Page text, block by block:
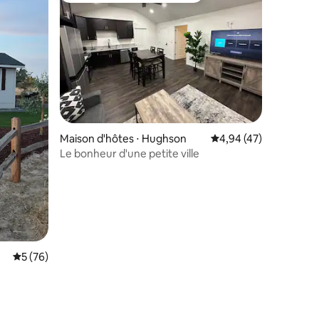
Évaluation moyenne sur la base de 76 commentaires : 5 sur 5
5 (76)
Maison d'hôtes ⋅ Hughson Évaluation moyenne
4,94 (47)
Le bonheur d'une petite ville